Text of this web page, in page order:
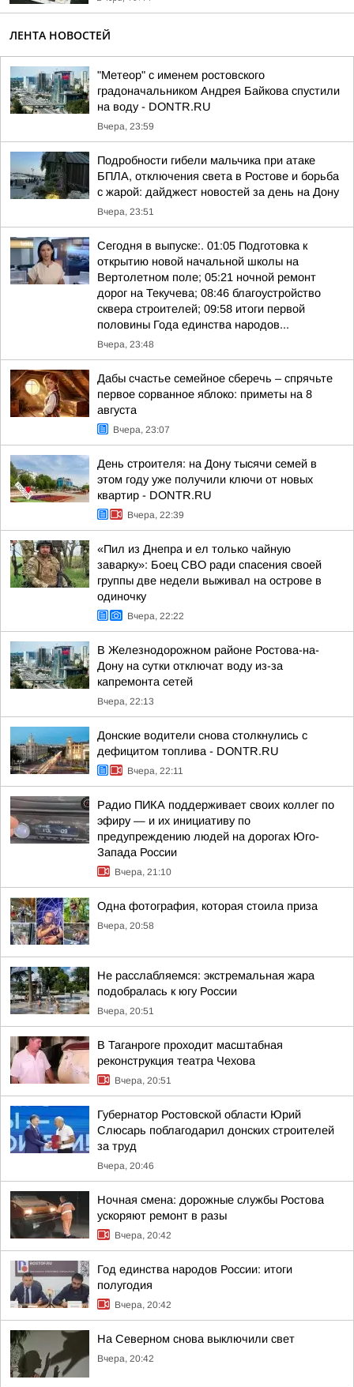
ЛЕНТА НОВОСТЕЙ
"Метеор" с именем ростовского
градоначальником Андрея Байкова спустили
на воду - DONTR.RU
Вчера, 23:59
Подробности гибели мальчика при атаке
БПЛА, отключения света в Ростове и борьба
с жарой: дайджест новостей за день на Дону
Вчера, 23:51
Сегодня в выпуске:. 01:05 Подготовка к
открытию новой начальной школы на
Вертолетном поле; 05:21 ночной ремонт
дорог на Текучева; 08:46 благоустройство
сквера строителей; 09:58 итоги первой
половины Года единства народов...
Вчера, 23:48
Дабы счастье семейное сберечь – спрячьте
первое сорванное яблоко: приметы на 8
августа
Вчера, 23:07
День строителя: на Дону тысячи семей в
этом году уже получили ключи от новых
квартир - DONTR.RU
Вчера, 22:39
«Пил из Днепра и ел только чайную
заварку»: Боец СВО ради спасения своей
группы две недели выживал на острове в
одиночку
Вчера, 22:22
В Железнодорожном районе Ростова-на-
Дону на сутки отключат воду из-за
капремонта сетей
Вчера, 22:13
Донские водители снова столкнулись с
дефицитом топлива - DONTR.RU
Вчера, 22:11
Радио ПИКА поддерживает своих коллег по
эфиру — и их инициативу по
предупреждению людей на дорогах Юго-
Запада России
Вчера, 21:10
Одна фотография, которая стоила приза
Вчера, 20:58
Не расслабляемся: экстремальная жара
подобралась к югу России
Вчера, 20:51
В Таганроге проходит масштабная
реконструкция театра Чехова
Вчера, 20:51
Губернатор Ростовской области Юрий
Слюсарь поблагодарил донских строителей
за труд
Вчера, 20:46
Ночная смена: дорожные службы Ростова
ускоряют ремонт в разы
Вчера, 20:42
Год единства народов России: итоги
полугодия
Вчера, 20:42
На Северном снова выключили свет
Вчера, 20:42